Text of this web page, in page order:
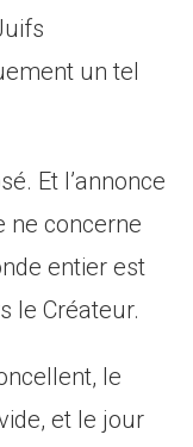
un tel
Et l’annonce
ne concerne
entier est
le Créateur.
le
et le jour